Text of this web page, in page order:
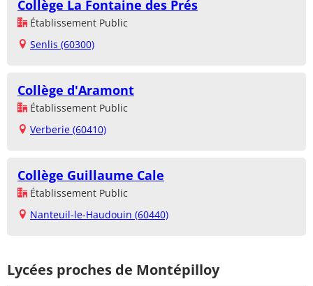
Collège La Fontaine des Prés
Établissement Public
Senlis (60300)
Collège d'Aramont
Établissement Public
Verberie (60410)
Collège Guillaume Cale
Établissement Public
Nanteuil-le-Haudouin (60440)
Lycées proches de Montépilloy